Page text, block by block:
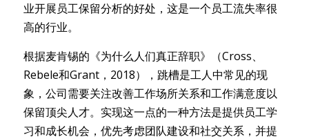
业开展员工保留分析的好处，这是一个员工流失率很
高的行业。
根据麦肯锡的《为什么人们真正辞职》（Cross、
Rebele和Grant，2018），跳槽是工人中常见的现
象，公司需要关注改善工作场所关系和工作满意度以
保留顶尖人才。实现这一点的一种方法是提供员工学
习和成长机会，优先考虑团队建设和社交关系，并提